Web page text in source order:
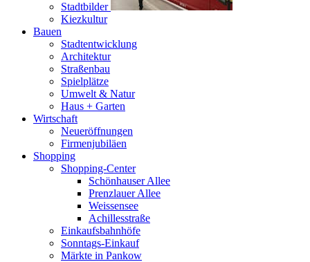
Stadtbilder
Kiezkultur
Bauen
Stadtentwicklung
Architektur
Straßenbau
Spielplätze
Umwelt & Natur
Haus + Garten
Wirtschaft
Neueröffnungen
Firmenjubiläen
Shopping
Shopping-Center
Schönhauser Allee
Prenzlauer Allee
Weissensee
Achillesstraße
Einkaufsbahnhöfe
Sonntags-Einkauf
Märkte in Pankow